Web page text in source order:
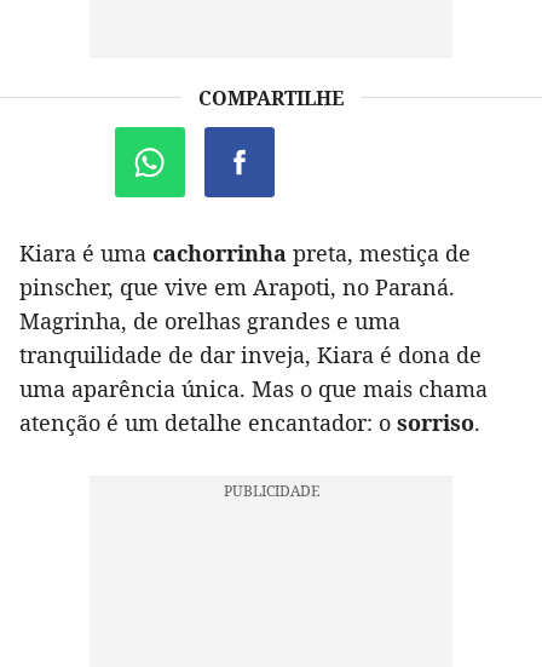
COMPARTILHE
Kiara é uma cachorrinha preta, mestiça de
pinscher, que vive em Arapoti, no Paraná.
Magrinha, de orelhas grandes e uma
tranquilidade de dar inveja, Kiara é dona de
uma aparência única. Mas o que mais chama
atenção é um detalhe encantador: o sorriso.